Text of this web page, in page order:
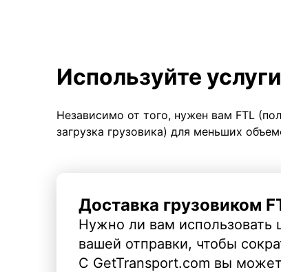
Используйте
Независимо от того, нужен вам FTL
загрузка грузовика) для меньших
Доставка грузовиком
Нужно ли вам использовать
вашей отправки, чтобы
С GetTransport.com вы